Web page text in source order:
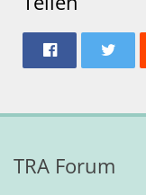
TRA Forum